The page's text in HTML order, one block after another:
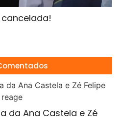
da Ana Castela e Zé